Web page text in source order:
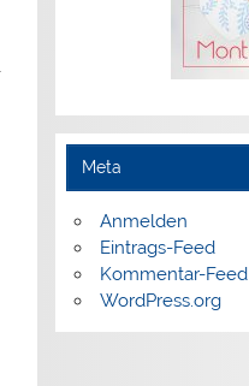
Meta
Anmelden
Eintrags-Feed
Kommentar-Feed
WordPress.org